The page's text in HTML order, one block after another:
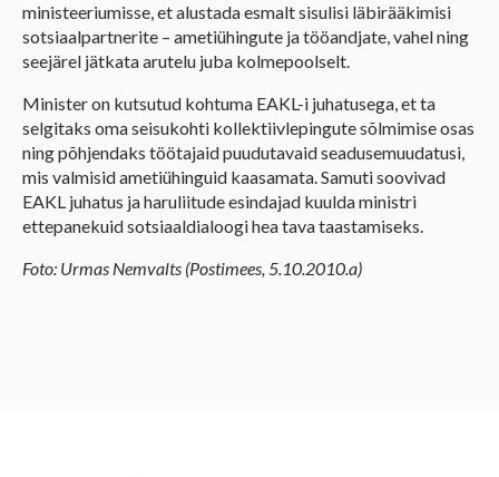
ministeeriumisse, et alustada esmalt sisulisi läbirääkimisi
sotsiaalpartnerite – ametiühingute ja tööandjate, vahel ning
seejärel jätkata arutelu juba kolmepoolselt.
Minister on kutsutud kohtuma EAKL-i juhatusega, et ta
selgitaks oma seisukohti kollektiivlepingute sõlmimise osas
ning põhjendaks töötajaid puudutavaid seadusemuudatusi,
mis valmisid ametiühinguid kaasamata. Samuti soovivad
EAKL juhatus ja haruliitude esindajad kuulda ministri
ettepanekuid sotsiaaldialoogi hea tava taastamiseks.
Foto: Urmas Nemvalts (Postimees, 5.10.2010.a)